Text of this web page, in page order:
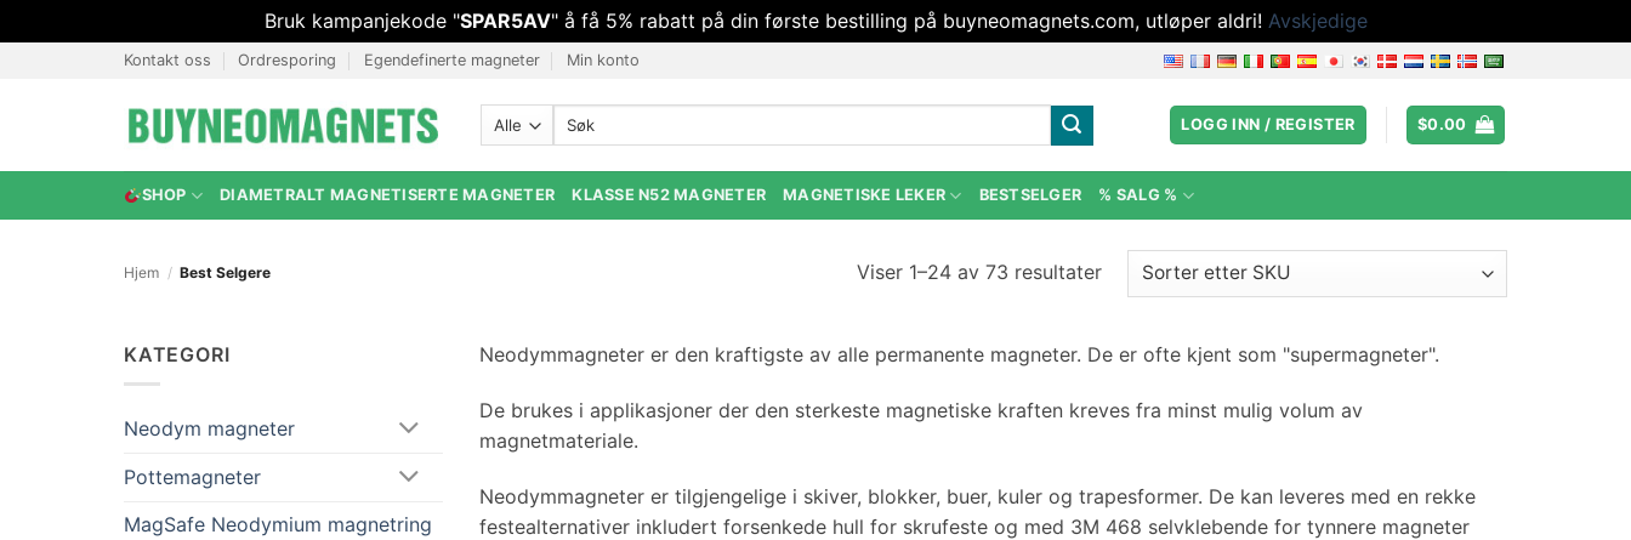
Bruk kampanjekode "SPAR5AV" å få 5% rabatt på din første bestilling på buyneomagnets.com, utløper aldri! Avskjedige
Kontakt oss Ordresporing Egendefinerte magneter Min konto
Søk
etter:
LOGG INN / REGISTER $0.00
SHOP DIAMETRALT MAGNETISERTE MAGNETER KLASSE N52 MAGNETER MAGNETISKE LEKER BESTSELGER % SALG %
Hjem / Best Selgere Viser 1–24 av 73 resultater
KATEGORI
Neodym magneter
Pottemagneter
MagSafe Neodymium magnetring
Neodymmagneter er den kraftigste av alle permanente magneter. De er ofte kjent som "supermagneter".
De brukes i applikasjoner der den sterkeste magnetiske kraften kreves fra minst mulig volum av
magnetmateriale.
Neodymmagneter er tilgjengelige i skiver, blokker, buer, kuler og trapesformer. De kan leveres med en rekke
festealternativer inkludert forsenkede hull for skrufeste og med 3M 468 selvklebende for tynnere magneter